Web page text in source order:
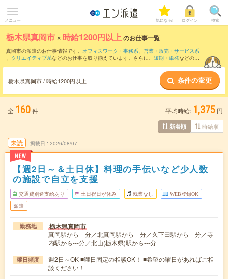
メニュー 気になる! ログイン 検索
栃木県真岡市 × 時給1200円以上のお仕事一覧
真岡市の派遣のお仕事情報です。 オフィスワーク・事務系、 営業・販売・サービス系
、 クリエイティブ系などのお仕事を取り揃えています。さらに、 短期 ・ 単発などの期
栃木県真岡市 / 時給1200円以上 条件の変更
全 160件 平均時給: 1,375 円
新着順 時給順
未読
NEW
掲載日 2026/08/07
【週2日～＆土日休】料理の手伝いなど少人数
の施設で自立を支援
交通費別途支給あり 土日祝日が休み 残業なし WEB登録OK
派遣
勤務地 栃木県真岡市
真岡駅から---分／北真岡駅から---分／久下田駅から---分／寺
内駅から---分／北山(栃木県)駅から---分
曜日頻度
週2日～OK ■曜日固定の相談OK！ ■希望の曜日があればご相
談ください！